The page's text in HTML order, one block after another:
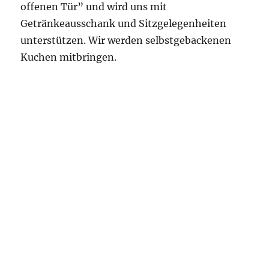
offenen Tür” und wird uns mit
Getränkeausschank und Sitzgelegenheiten
unterstützen. Wir werden selbstgebackenen
Kuchen mitbringen.